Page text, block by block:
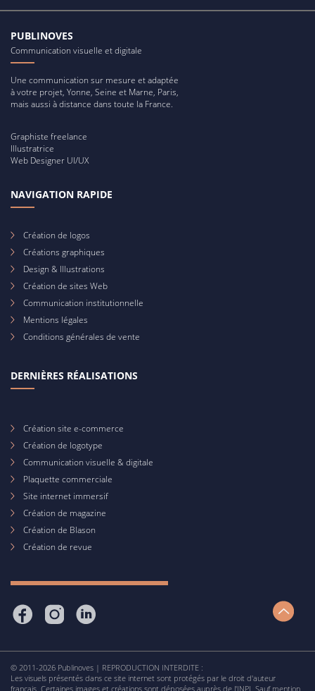
PUBLINOVES
Communication visuelle et digitale
Une communication sur mesure et adaptée
à votre projet, Yonne, Seine et Marne, Paris,
mais aussi à distance dans toute la France.
Graphiste freelance
Illustratrice
Web Designer UI/UX
NAVIGATION RAPIDE
Création de logos
Créations graphiques
Design & Illustrations
Création de sites Web
Communication institutionnelle
Mentions légales
Conditions générales de vente
DERNIÈRES RÉALISATIONS
Création site e-commerce
Création de logotype
Communication visuelle & digitale
Plaquette commerciale
Site internet immersif
Création de magazine
Création de Blason
Création de revue
© 2011-2026 Publinoves | REPRODUCTION INTERDITE :
Les visuels présentés dans ce site internet sont protégés par le droit d'auteur
français. Certaines images et créations sont déposées auprès de l'INPI. Sauf mention